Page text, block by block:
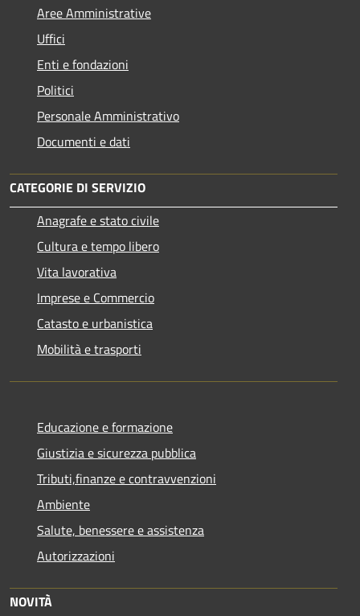
Aree Amministrative
Uffici
Enti e fondazioni
Politici
Personale Amministrativo
Documenti e dati
CATEGORIE DI SERVIZIO
Anagrafe e stato civile
Cultura e tempo libero
Vita lavorativa
Imprese e Commercio
Catasto e urbanistica
Mobilità e trasporti
Educazione e formazione
Giustizia e sicurezza pubblica
Tributi,finanze e contravvenzioni
Ambiente
Salute, benessere e assistenza
Autorizzazioni
NOVITÀ